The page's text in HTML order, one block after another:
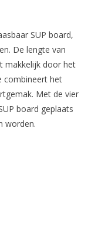
SUP board,
De lengte van
makkelijk door het
combineert het
Met de vier
board geplaats
worden.